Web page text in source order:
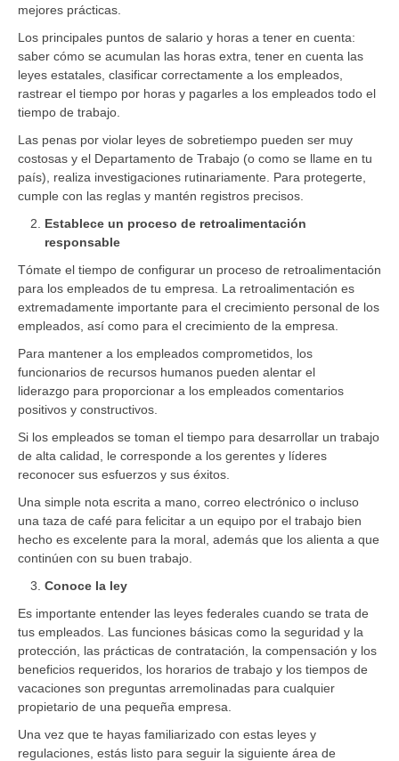
mejores prácticas.
Los principales puntos de salario y horas a tener en cuenta:
saber cómo se acumulan las horas extra, tener en cuenta las
leyes estatales, clasificar correctamente a los empleados,
rastrear el tiempo por horas y pagarles a los empleados todo el
tiempo de trabajo.
Las penas por violar leyes de sobretiempo pueden ser muy
costosas y el Departamento de Trabajo (o como se llame en tu
país), realiza investigaciones rutinariamente. Para protegerte,
cumple con las reglas y mantén registros precisos.
Establece un proceso de retroalimentación
responsable
Tómate el tiempo de configurar un proceso de retroalimentación
para los empleados de tu empresa. La retroalimentación es
extremadamente importante para el crecimiento personal de los
empleados, así como para el crecimiento de la empresa.
Para mantener a los empleados comprometidos, los
funcionarios de recursos humanos pueden alentar el
liderazgo para proporcionar a los empleados comentarios
positivos y constructivos.
Si los empleados se toman el tiempo para desarrollar un trabajo
de alta calidad, le corresponde a los gerentes y líderes
reconocer sus esfuerzos y sus éxitos.
Una simple nota escrita a mano, correo electrónico o incluso
una taza de café para felicitar a un equipo por el trabajo bien
hecho es excelente para la moral, además que los alienta a que
continúen con su buen trabajo.
Conoce la ley
Es importante entender las leyes federales cuando se trata de
tus empleados. Las funciones básicas como la seguridad y la
protección, las prácticas de contratación, la compensación y los
beneficios requeridos, los horarios de trabajo y los tiempos de
vacaciones son preguntas arremolinadas para cualquier
propietario de una pequeña empresa.
Una vez que te hayas familiarizado con estas leyes y
regulaciones, estás listo para seguir la siguiente área de